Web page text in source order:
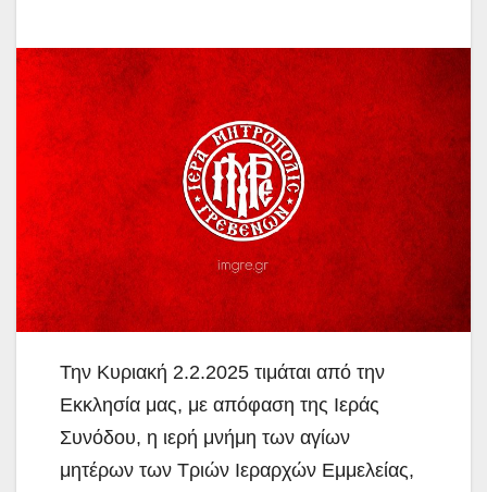
Την Κυριακή 2.2.2025 τιμάται από την
Εκκλησία μας, με απόφαση της Ιεράς
Συνόδου, η ιερή μνήμη των αγίων
μητέρων των Τριών Ιεραρχών Εμμελείας,